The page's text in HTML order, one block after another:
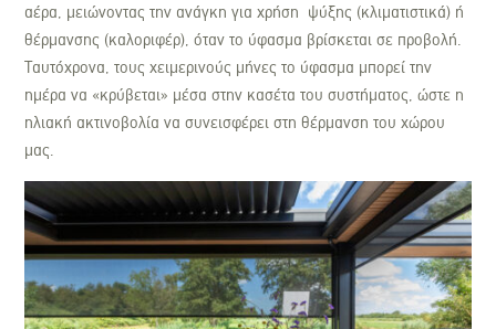
αέρα, μειώνοντας την ανάγκη για χρήση ψύξης (κλιματιστικά) ή
θέρμανσης (καλοριφέρ), όταν το ύφασμα βρίσκεται σε προβολή.
Ταυτόχρονα, τους χειμερινούς μήνες το ύφασμα μπορεί την
ημέρα να «κρύβεται» μέσα στην κασέτα του συστήματος, ώστε η
ηλιακή ακτινοβολία να συνεισφέρει στη θέρμανση του χώρου
μας.